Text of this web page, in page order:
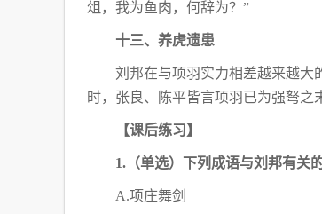
俎，我为鱼肉，何辞为？”
十三、养虎遗患
刘邦在与项羽实力相差越来越大
时，张良、陈平皆言项羽已为强弩之
【课后练习】
1.（单选）下列成语与刘邦有关
A.项庄舞剑